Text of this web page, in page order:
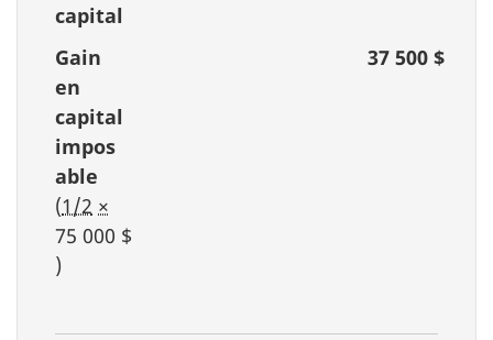
capital
Gain
en
capital
impos
able
(1/2 ×
75 000 $
)
37 500 $